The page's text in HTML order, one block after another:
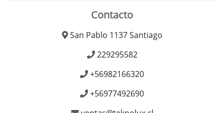
Contacto
San Pablo 1137 Santiago
229295582
+56982166320
+56977492690